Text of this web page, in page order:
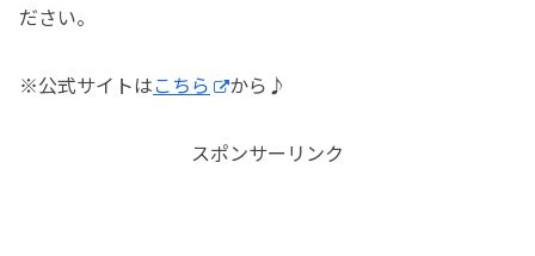
ださい。
※公式サイトはこちら から♪
スポンサーリンク